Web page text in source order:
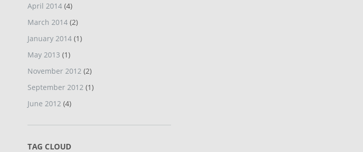
April 2014(4)
March 2014(2)
January 2014(1)
May 2013 (1)
November 2012 (2)
September 2012 (1)
June 2012 (4)
TAG CLOUD